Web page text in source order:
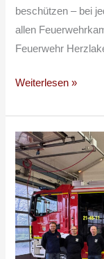
beschützen – bei
allen
Feuerwehr
Weiterlesen »
Neues
HLF
20
offiziell
in
Dienst
gestellt